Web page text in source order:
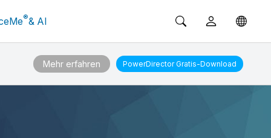
®& AI
Mehr erfahren PowerDirectorGratis-Download